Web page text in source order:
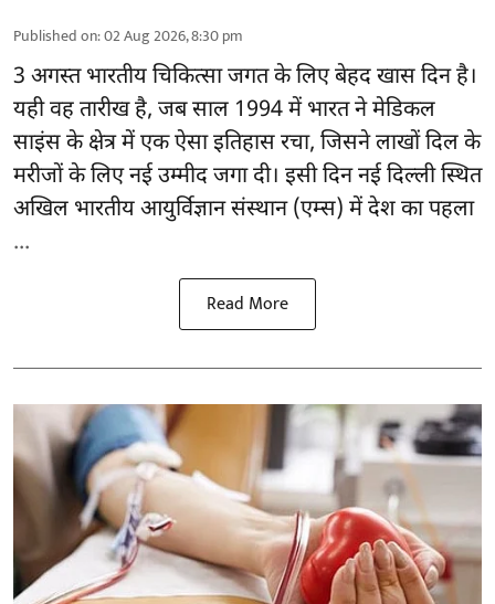
Published on:02 Aug 2026, 8:30 pm
3 अगस्त भारतीयचिकित्साजगत के लिए बेहद खास दिन है।
यही वह तारीख है, जब साल 1994 में भारत ने मेडिकल
साइंस के क्षेत्र में एक ऐसा इतिहास रचा, जिसने लाखों दिल के
मरीजों के लिए नई उम्मीद जगा दी। इसी दिन नई दिल्ली स्थित
अखिल भारतीय आयुर्विज्ञान संस्थान (एम्स) में देश का पहला
...
Read More